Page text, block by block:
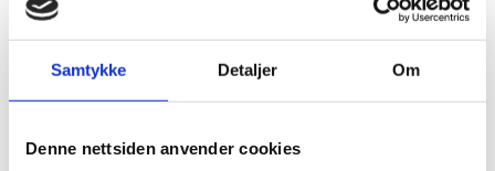
Samtykke Detaljer Om
Denne nettsiden anvender cookies